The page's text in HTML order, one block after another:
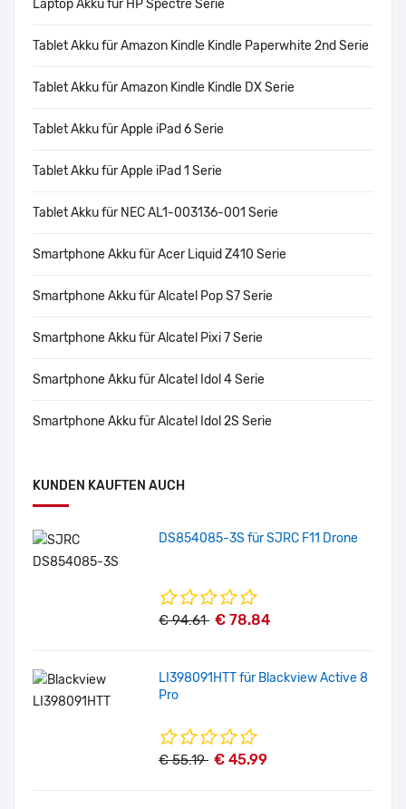
Laptop Akku für HP Spectre Serie
Tablet Akku für Amazon Kindle Kindle Paperwhite 2nd Serie
Tablet Akku für Amazon Kindle Kindle DX Serie
Tablet Akku für Apple iPad 6 Serie
Tablet Akku für Apple iPad 1 Serie
Tablet Akku für NEC AL1-003136-001 Serie
Smartphone Akku für Acer Liquid Z410 Serie
Smartphone Akku für Alcatel Pop S7 Serie
Smartphone Akku für Alcatel Pixi 7 Serie
Smartphone Akku für Alcatel Idol 4 Serie
Smartphone Akku für Alcatel Idol 2S Serie
KUNDEN KAUFTEN AUCH
DS854085-3S für SJRC F11 Drone
€ 94.61 € 78.84
LI398091HTT für Blackview Active 8
Pro
€ 55.19 € 45.99